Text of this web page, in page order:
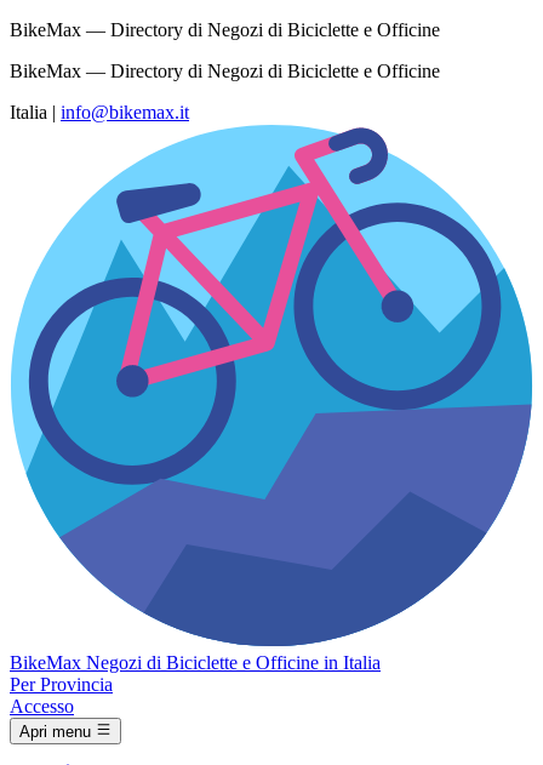
BikeMax — Directory di Negozi di Biciclette e Officine
BikeMax — Directory di Negozi di Biciclette e Officine
Italia | info@bikemax.it
BikeMax Negozi di Biciclette e Officine in Italia
Per Provincia
Accesso
Apri menu